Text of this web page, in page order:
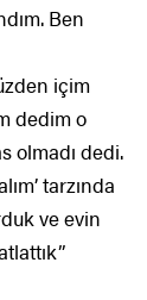
Ben
içim
dedim o
olmadı dedi.
tarzında
ve evin